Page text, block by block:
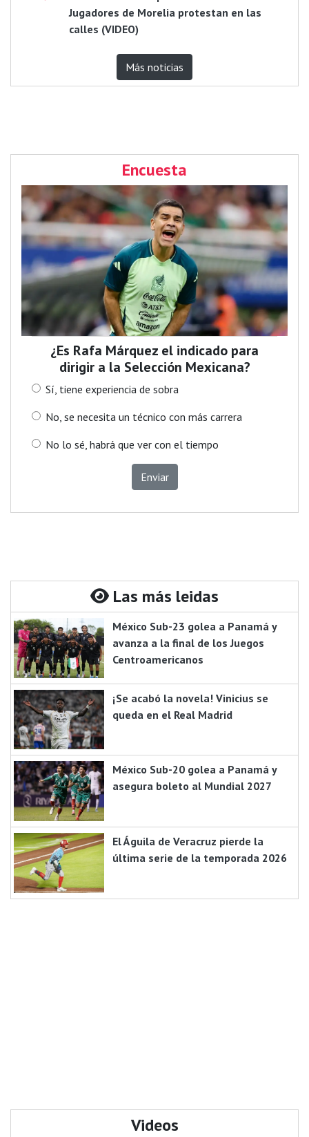
Jugadores de Morelia protestan en las
calles (VIDEO)
Más noticias
Encuesta
¿Es Rafa Márquez el indicado para
dirigir a la Selección Mexicana?
Sí, tiene experiencia de sobra
No, se necesita un técnico con más carrera
No lo sé, habrá que ver con el tiempo
Enviar
Las más leidas
México Sub-23 golea a Panamá y
avanza a la final de los Juegos
Centroamericanos
¡Se acabó la novela! Vinicius se
queda en el Real Madrid
México Sub-20 golea a Panamá y
asegura boleto al Mundial 2027
El Águila de Veracruz pierde la
última serie de la temporada 2026
Videos